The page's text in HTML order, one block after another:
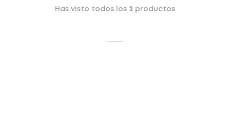
Has visto todos los 2 productos